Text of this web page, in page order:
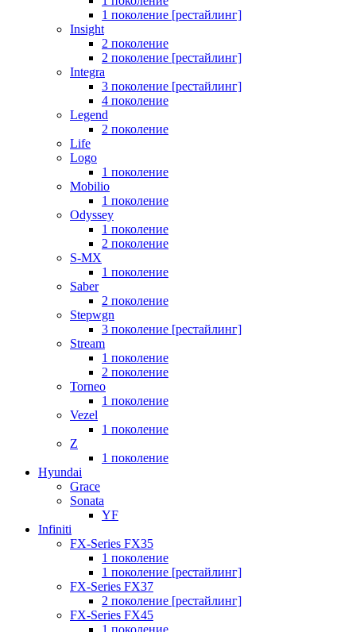
1 поколение [рестайлинг]
Insight
2 поколение
2 поколение [рестайлинг]
Integra
3 поколение [рестайлинг]
4 поколение
Legend
2 поколение
Life
Logo
1 поколение
Mobilio
1 поколение
Odyssey
1 поколение
2 поколение
S-MX
1 поколение
Saber
2 поколение
Stepwgn
3 поколение [рестайлинг]
Stream
1 поколение
2 поколение
Torneo
1 поколение
Vezel
1 поколение
Z
1 поколение
Hyundai
Grace
Sonata
YF
Infiniti
FX-Series FX35
1 поколение
1 поколение [рестайлинг]
FX-Series FX37
2 поколение [рестайлинг]
FX-Series FX45
1 поколение